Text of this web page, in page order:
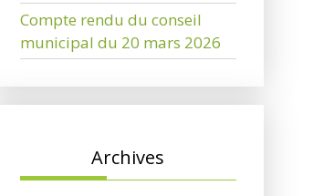
Compte rendu du conseil
municipal du 20 mars 2026
Archives